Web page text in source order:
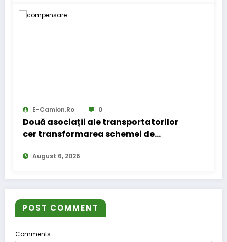
E-Camion.ro 0
Două asociații ale transportatorilor
cer transformarea schemei de
compensare a accizei în mecanism
permanent
August 6, 2026
POST COMMENT
Comments